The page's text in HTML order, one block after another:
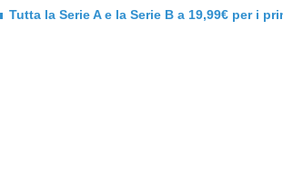
Tutta la Serie A e la Serie B a 19,99€ per i